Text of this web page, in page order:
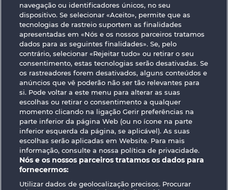
Magic Book Gates of Persia
Termos e Condições
Declaração de Privacidade
Empresa Perguntas frequentes
Facebook
Enviar pedido de rescisão
navegação ou identificadores únicos, no seu
dispositivo. Se selecionar «Aceito», permite que as
tecnologias de rastreio suportem as finalidades
apresentadas em «Nós e os nossos parceiros tratamos
dados para as seguintes finalidades». Se, pelo
contrário, selecionar «Rejeitar tudo» ou retirar o seu
consentimento, estas tecnologias serão desativadas. Se
os rastreadores forem desativados, alguns conteúdos e
anúncios que vê poderão não ser tão relevantes para
si. Pode voltar a este menu para alterar as suas
escolhas ou retirar o consentimento a qualquer
momento clicando na ligação Gerir preferências na
parte inferior da página Web (ou no ícone na parte
inferior esquerda da página, se aplicável). As suas
escolhas serão aplicadas em Website. Para mais
informação, consulte a nossa política de privacidade.
Nós e os nossos parceiros tratamos os dados para
fornecermos:
Utilizar dados de geolocalização precisos. Procurar